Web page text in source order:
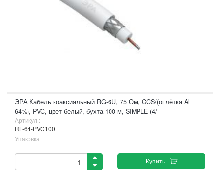
ЭРА Кабель коаксиальный RG-6U, 75 Ом, CCS/(оплётка Al
64%), PVC, цвет белый, бухта 100 м, SIMPLE (4/
Артикул :
RL-64-PVC100
Упаковка
Купить